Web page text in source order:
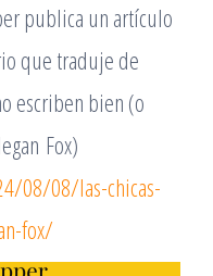
publica un artículo
que traduje de
escriben bien (o
Fox)
08/08/las-chicas-
fox/